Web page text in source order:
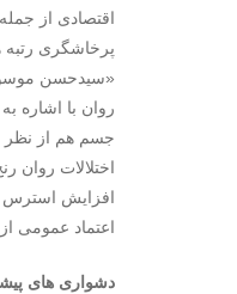
اقتصادی از
پرخاشگری رتبه
«سیدحسن
روان با اشاره
اختلالات روان
افزایش استرس
اعتماد عمومی
دشواری های